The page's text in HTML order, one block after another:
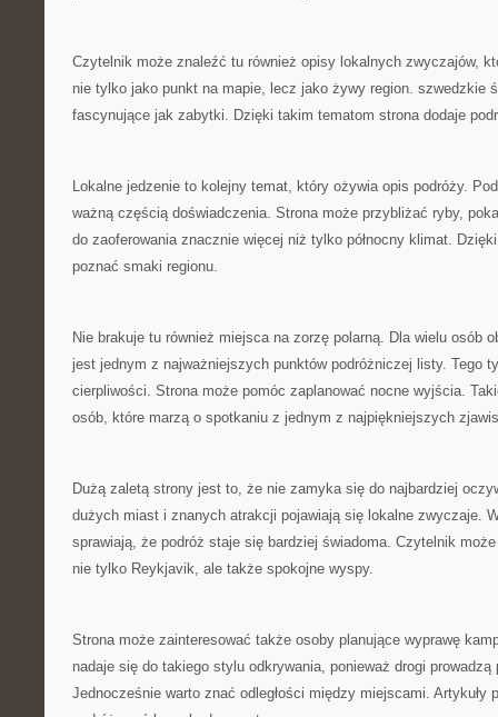
Czytelnik może znaleźć tu również opisy lokalnych zwyczajów,
nie tylko jako punkt na mapie, lecz jako żywy region. szwedzkie
fascynujące jak zabytki. Dzięki takim tematom strona dodaje
Lokalne jedzenie to kolejny temat, który ożywia opis podróży.
ważną częścią doświadczenia. Strona może przybliżać ryby,
do zaoferowania znacznie więcej niż tylko północny klimat.
poznać smaki regionu.
Nie brakuje tu również miejsca na zorzę polarną. Dla wielu osób
jest jednym z najważniejszych punktów podróżniczej listy. Tego
cierpliwości. Strona może pomóc zaplanować nocne wyjścia.
osób, które marzą o spotkaniu z jednym z najpiękniejszych
Dużą zaletą strony jest to, że nie zamyka się do najbardziej
dużych miast i znanych atrakcji pojawiają się lokalne zwyczaje.
sprawiają, że podróż staje się bardziej świadoma. Czytelnik
nie tylko Reykjavik, ale także spokojne wyspy.
Strona może zainteresować także osoby planujące wyprawę
nadaje się do takiego stylu odkrywania, ponieważ drogi prowadzą
Jednocześnie warto znać odległości między miejscami. Artykuły